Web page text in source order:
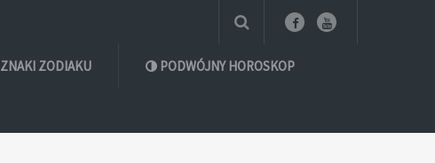
ZNAKI ZODIAKU PODWÓJNY HOROSKOP